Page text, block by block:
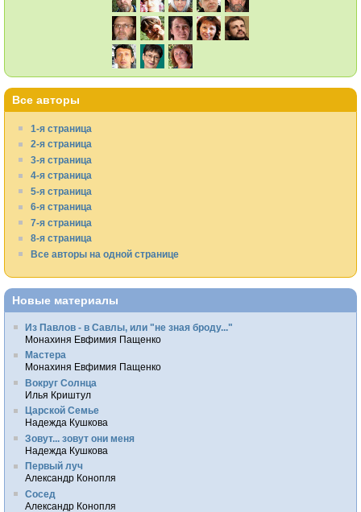
Все авторы
1-я страница
2-я страница
3-я страница
4-я страница
5-я страница
6-я страница
7-я страница
8-я страница
Все авторы на одной странице
Новые материалы
Из Павлов - в Савлы, или "не зная броду..."
Монахиня Евфимия Пащенко
Мастера
Монахиня Евфимия Пащенко
Вокруг Солнца
Илья Криштул
Царской Семье
Надежда Кушкова
Зовут... зовут они меня
Надежда Кушкова
Первый луч
Александр Конопля
Сосед
Александр Конопля